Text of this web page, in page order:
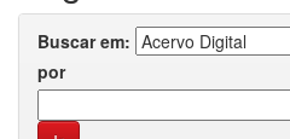
Buscar em:
por